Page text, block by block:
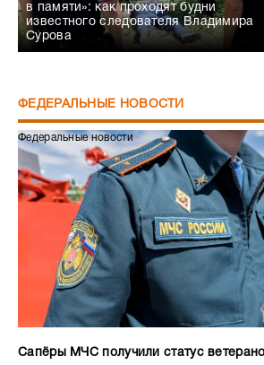
в памяти»: как проходят будни
известного следователя Владимира
Сурова
ФЕДЕРАЛЬНЫЕ НОВОСТИ
Федеральные новости
Сапёры МЧС получили статус